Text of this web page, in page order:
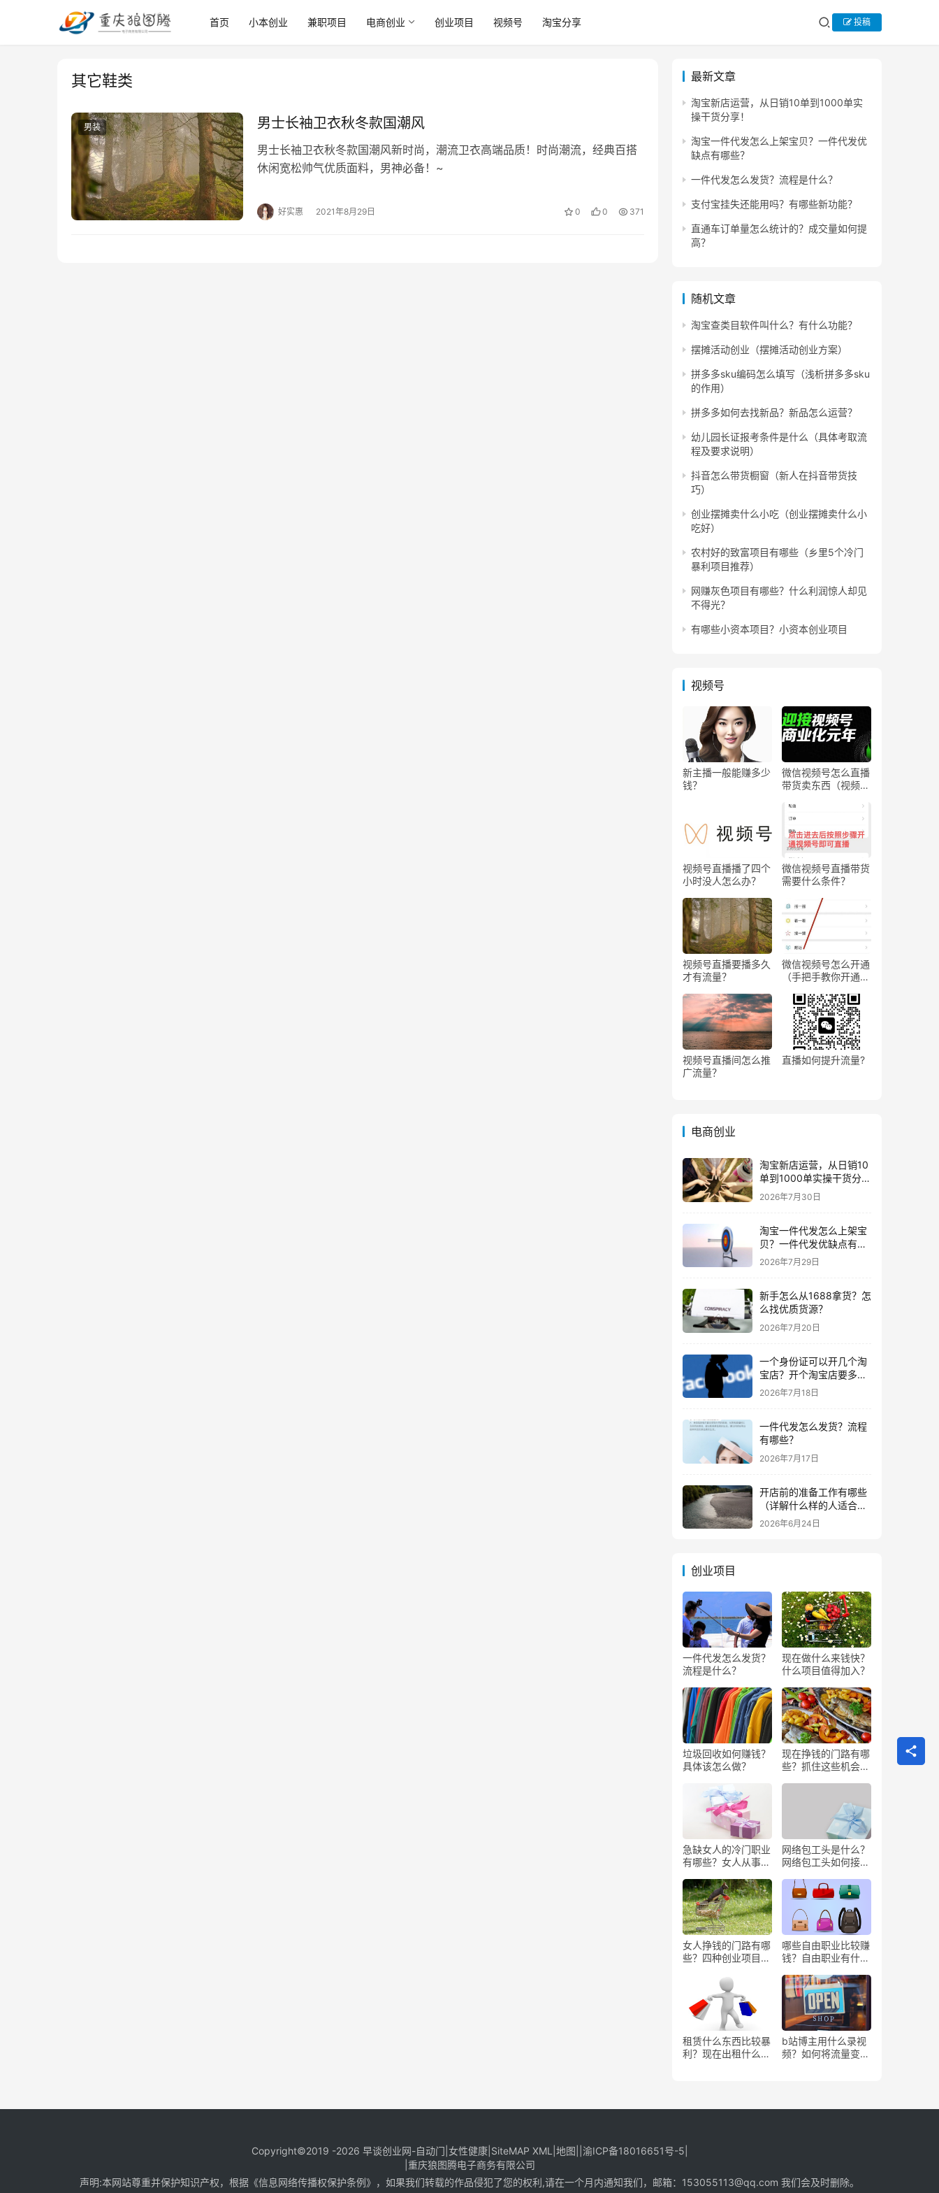
首页 小本创业 兼职项目 电商创业 创业项目 视频号 淘宝分享 投稿
其它鞋类
男装 男士长袖卫衣秋冬款国潮风
男士长袖卫衣秋冬款国潮风新时尚，潮流卫衣高端品质！时尚潮流，经典百搭
休闲宽松帅气优质面料，男神必备！~
好实惠 2021年8月29日 0 0 371
最新文章
淘宝新店运营，从日销10单到1000单实
操干货分享！
淘宝一件代发怎么上架宝贝？一件代发优
缺点有哪些？
一件代发怎么发货？流程是什么？
支付宝挂失还能用吗？有哪些新功能？
直通车订单量怎么统计的？成交量如何提
高？
随机文章
淘宝查类目软件叫什么？有什么功能？
摆摊活动创业（摆摊活动创业方案）
拼多多sku编码怎么填写（浅析拼多多sku
的作用）
拼多多如何去找新品？新品怎么运营？
幼儿园长证报考条件是什么（具体考取流
程及要求说明）
抖音怎么带货橱窗（新人在抖音带货技
巧）
创业摆摊卖什么小吃（创业摆摊卖什么小
吃好）
农村好的致富项目有哪些（乡里5个冷门
暴利项目推荐）
网赚灰色项目有哪些？什么利润惊人却见
不得光？
有哪些小资本项目？小资本创业项目
视频号
新主播一般能赚多少
钱？
微信视频号怎么直播
带货卖东西（视频号
视频号直播播了四个
小时没人怎么办？
微信视频号直播带货
需要什么条件？
视频号直播要播多久
才有流量？
微信视频号怎么开通
（手把手教你开通微
视频号直播间怎么推
广流量？
直播如何提升流量?
电商创业
淘宝新店运营，从日销10
单到1000单实操干货分
享！
2026年7月30日
淘宝一件代发怎么上架宝
贝？一件代发优缺点有哪
些？
2026年7月29日
新手怎么从1688拿货？怎
么找优质货源？
2026年7月20日
一个身份证可以开几个淘
宝店？开个淘宝店要多少
钱？
2026年7月18日
一件代发怎么发货？流程
有哪些？
2026年7月17日
开店前的准备工作有哪些
（详解什么样的人适合做
生意）
2026年6月24日
创业项目
一件代发怎么发货？
流程是什么？
现在做什么来钱快？
什么项目值得加入？
垃圾回收如何赚钱？
具体该怎么做？
现在挣钱的门路有哪
些？抓住这些机会闷
急缺女人的冷门职业
有哪些？女人从事哪
网络包工头是什么？
网络包工头如何接业
女人挣钱的门路有哪
些？四种创业项目推
哪些自由职业比较赚
钱？自由职业有什么
租赁什么东西比较暴
利？现在出租什么更
b站博主用什么录视
频？如何将流量变
Copyright©2019 -2026 早谈创业网-自动门 女性健康| SiteMAP XML 地图 渝ICP备18016651号-5
重庆狼图腾电子商务有限公司
声明:本网站尊重并保护知识产权，根据《信息网络传播权保护条例》，如果我们转载的作品侵犯了您的权利,请在一个月内通知我们，邮箱：153055113@qq.com 我们会及时删除。